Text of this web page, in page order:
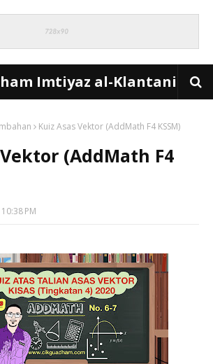
Imtiyaz al-Klantani
Kuiz Asas Vektor (AddMath F4 KSSM)
(AddMath F4
10:38 PM